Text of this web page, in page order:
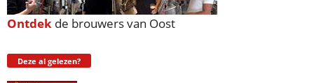
Ontdek de brouwers van Oost
Deze al gelezen?